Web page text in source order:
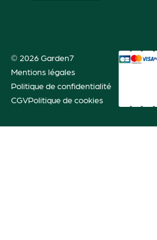
© 2026 Garden7
Mentions légales
Politique de confidentialité
CGVPolitique de cookies